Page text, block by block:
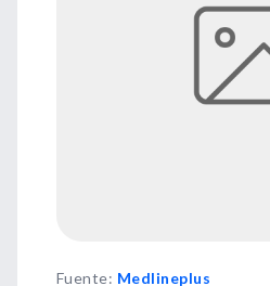
Fuente: Medlineplus